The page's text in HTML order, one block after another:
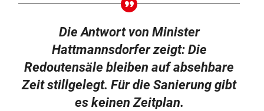
Die Antwort von Minister
Hattmannsdorfer zeigt: Die
Redoutensäle bleiben auf absehbare
Zeit stillgelegt. Für die Sanierung gibt
es keinen Zeitplan.